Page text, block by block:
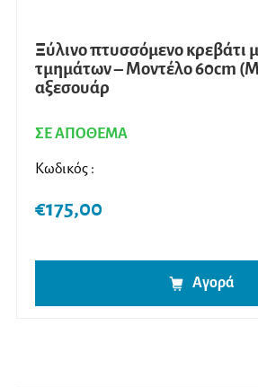
Ξύλινο πτυσσόμενο κρεβάτι
τμημάτων – Μοντέλο 60cm
αξεσουάρ
ΣΕ ΑΠΟΘΕΜΑ
Κωδικός :
€175,00
Αγορά